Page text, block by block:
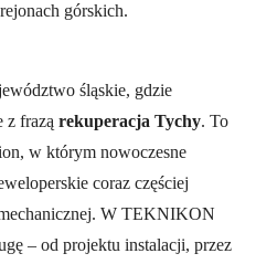
górskich.
śląskie, gdzie
z frazą rekuperacja Tychy. To
w którym nowoczesne
coraz częściej
W TEKNIKON
– od projektu instalacji, przez